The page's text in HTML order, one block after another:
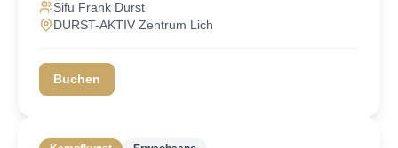
Sifu Frank Durst
DURST-AKTIV Zentrum Lich
Buchen